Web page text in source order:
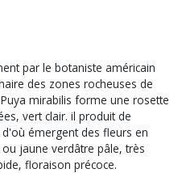
par le botaniste américain
des zones rocheuses de
Puya mirabilis forme une rosette
vert clair. il produit de
émergent des fleurs en
jaune verdâtre pâle, très
floraison précoce.